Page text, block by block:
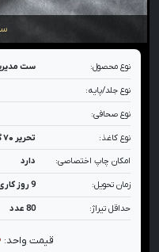
نوع محصول: ست
نوع جلد/پایه:
نوع صحافی:
نوع کاغذ: تحریر ۷۰ گرم
امکان چاپ اختصاصی: دارد
زمان تحویل: 9 روز کاری
حداقل تیراژ: 80 عدد
قیمت واحد: